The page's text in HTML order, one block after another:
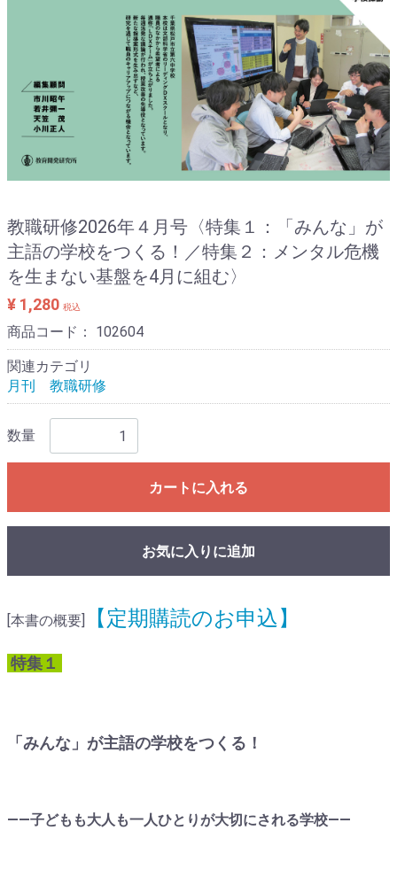
教職研修2026年４月号〈特集１：「みんな」が
主語の学校をつくる！／特集２：メンタル危機
を生まない基盤を4月に組む〉
¥ 1,280 税込
商品コード： 102604
関連カテゴリ
月刊 教職研修
数量
カートに入れる
お気に入りに追加
[本書の概要] 【定期購読のお申込】
特集１
「みんな」が主語の学校をつくる！
――子どもも大人も一人ひとりが大切にされる学校――